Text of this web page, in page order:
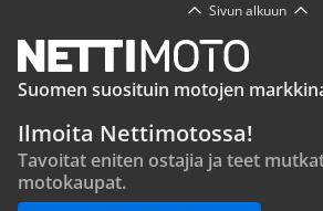
Sivun alkuun
Suomen suosituin motojen
Ilmoita Nettimotossa!
Tavoitat eniten ostajia ja teet
motokaupat.